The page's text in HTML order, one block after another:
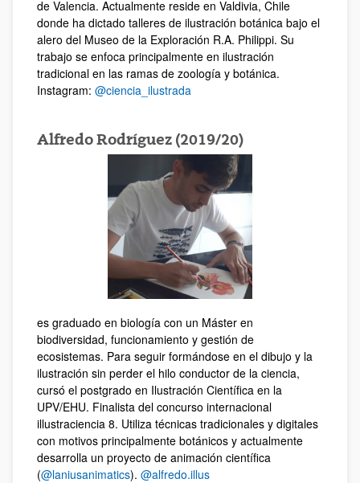
de Valencia. Actualmente reside en Valdivia, Chile
donde ha dictado talleres de ilustración botánica bajo el
alero del Museo de la Exploración R.A. Philippi. Su
trabajo se enfoca principalmente en ilustración
tradicional en las ramas de zoología y botánica.
Instagram: @ciencia_ilustrada
Alfredo Rodríguez (2019/20)
es graduado en biología con un Máster en
biodiversidad, funcionamiento y gestión de
ecosistemas. Para seguir formándose en el dibujo y la
ilustración sin perder el hilo conductor de la ciencia,
cursó el postgrado en Ilustración Científica en la
UPV/EHU. Finalista del concurso internacional
illustraciencia 8. Utiliza técnicas tradicionales y digitales
con motivos principalmente botánicos y actualmente
desarrolla un proyecto de animación científica
(@laniusanimatics). @alfredo.illus